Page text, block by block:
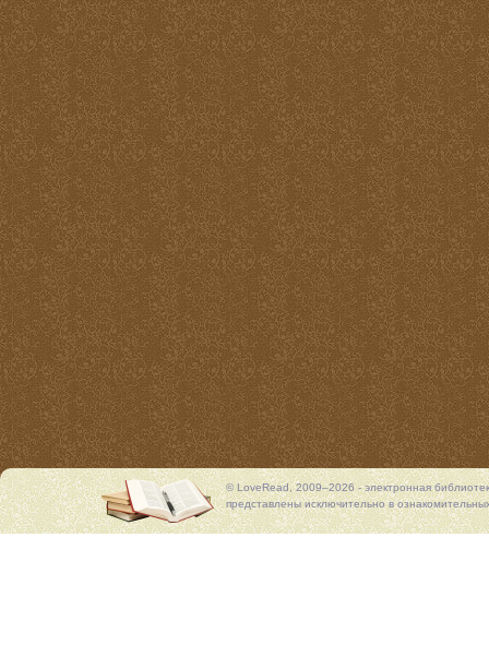
© LoveRead, 2009–2026 - электронная
представлены исключительно в